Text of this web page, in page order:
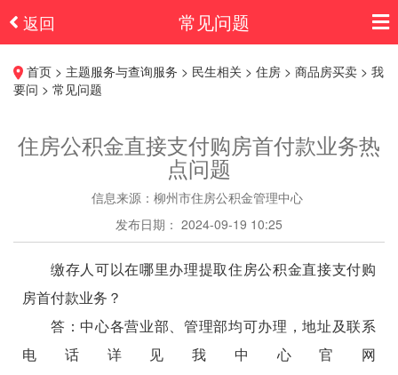
返回 常见问题
首页 > 主题服务与查询服务 > 民生相关 > 住房 > 商品房买卖 > 我
要问 > 常见问题
住房公积金直接支付购房首付款业务热
点问题
信息来源：柳州市住房公积金管理中心
发布日期： 2024-09-19 10:25
缴存人可以在哪里办理提取住房公积金直接支付购
房首付款业务？
答：中心各营业部、管理部均可办理，地址及联系
电话详见我中心官网